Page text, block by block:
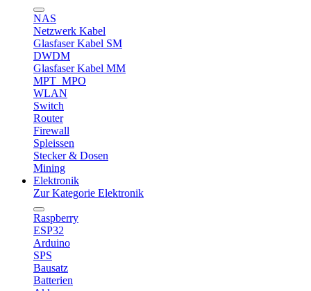
NAS
Netzwerk Kabel
Glasfaser Kabel SM
DWDM
Glasfaser Kabel MM
MPT_MPO
WLAN
Switch
Router
Firewall
Spleissen
Stecker & Dosen
Mining
Elektronik
Zur Kategorie Elektronik
Raspberry
ESP32
Arduino
SPS
Bausatz
Batterien